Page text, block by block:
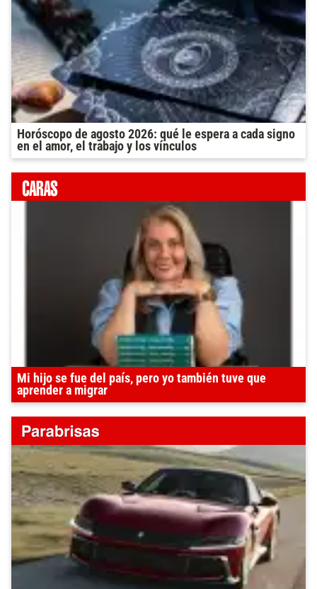
Horóscopo de agosto 2026: qué le espera a cada signo
en el amor, el trabajo y los vínculos
Mi hijo se fue del país, pero yo también tuve que
aprender a migrar